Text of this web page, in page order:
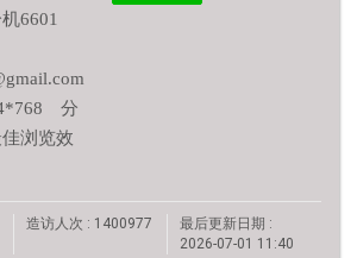
6601
分
浏览效
造访人次 : 1400977
最后更新日期 :
2026-07-01 11:40